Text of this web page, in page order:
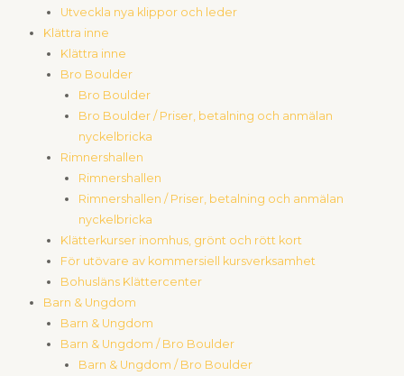
Utveckla nya klippor och leder
Klättra inne
Klättra inne
Bro Boulder
Bro Boulder
Bro Boulder / Priser, betalning och anmälan
nyckelbricka
Rimnershallen
Rimnershallen
Rimnershallen / Priser, betalning och anmälan
nyckelbricka
Klätterkurser inomhus, grönt och rött kort
För utövare av kommersiell kursverksamhet
Bohusläns Klättercenter
Barn & Ungdom
Barn & Ungdom
Barn & Ungdom / Bro Boulder
Barn & Ungdom / Bro Boulder